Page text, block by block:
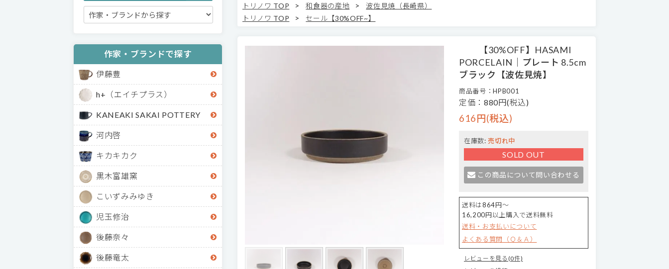
作家・ブランドで探す
伊藤豊
h+（エイチプラス）
KANEAKI SAKAI POTTERY
河内啓
キカキカク
黒木富雄窯
こいずみみゆき
児玉修治
後藤奈々
後藤竜太
トリノワ TOP
> 和食器の産地 >
波佐見焼（長崎県）
トリノワ TOP
> セール【30%OFF~】
【30%OFF】HASAMI
PORCELAIN｜プレート 8.5cm
ブラック【波佐見焼】
商品番号：HPB001
定価：880円(税込)
616円(税込)
在庫数: 売切れ中
SOLD OUT
この商品について問い合わせる
送料は864円～
16,200円以上購入で送料無料
送料・お支払いについて
よくある質問（Ｑ＆Ａ）
レビューを見る(0件)